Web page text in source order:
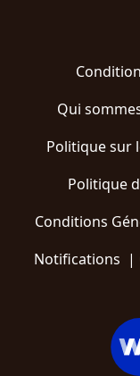
Qui
Politique sur
Politique
Conditions
Notifications |